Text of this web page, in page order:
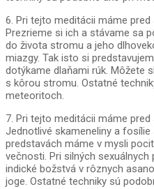
6. Pri tejto meditácii máme
Prezrieme si ich a stávame sa
do života stromu a jeho
miazgy. Tak isto si
dotýkame dlaňami rúk. Môžete
s kôrou stromu. Ostatné
meteoritoch.
7. Pri tejto meditácii máme
Jednotlivé skameneliny a
predstavách máme v mysli
večnosti. Pri silných
indické božstvá v rôznych
joge. Ostatné techniky sú